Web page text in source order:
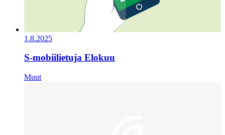
1.8.2025
S-mobiilietuja Elokuu
Muut